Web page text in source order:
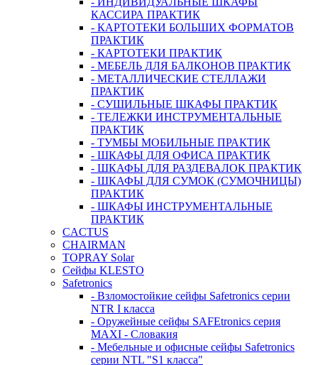
КАССИРА ПРАКТИК
- КАРТОТЕКИ БОЛЬШИХ ФОРМАТОВ
ПРАКТИК
- КАРТОТЕКИ ПРАКТИК
- МЕБЕЛЬ ДЛЯ БАЛКОНОВ ПРАКТИК
- МЕТАЛЛИЧЕСКИЕ СТЕЛЛАЖИ
ПРАКТИК
- СУШИЛЬНЫЕ ШКАФЫ ПРАКТИК
- ТЕЛЕЖКИ ИНСТРУМЕНТАЛЬНЫЕ
ПРАКТИК
- ТУМБЫ МОБИЛЬНЫЕ ПРАКТИК
- ШКАФЫ ДЛЯ ОФИСА ПРАКТИК
- ШКАФЫ ДЛЯ РАЗДЕВАЛОК ПРАКТИК
- ШКАФЫ ДЛЯ СУМОК (СУМОЧНИЦЫ)
ПРАКТИК
- ШКАФЫ ИНСТРУМЕНТАЛЬНЫЕ
ПРАКТИК
CACTUS
CHAIRMAN
TOPRAY Solar
Сейфы KLESTO
Safetronics
- Взломостойкие сейфы Safetronics серии
NTR I класса
- Оружейные сейфы SAFEtronics серия
MAXI - Словакия
- Мебельные и офисные сейфы Safetronics
серии NTL "S1 класса"